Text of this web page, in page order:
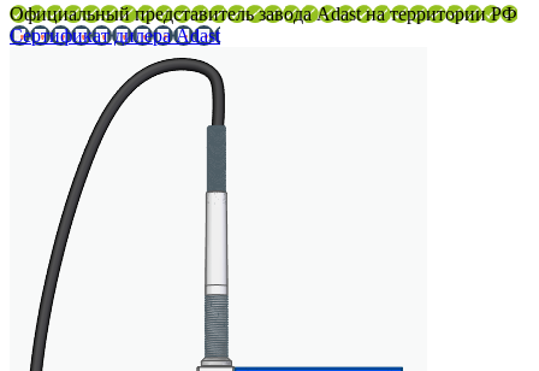
Официальный представитель завода Adast на территории РФ
Сертификат дилера Adast